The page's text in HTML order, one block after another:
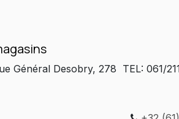
Général Desobry, 278 TEL: 061/